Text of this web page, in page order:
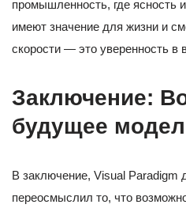
промышленность, где ясность
имеют значение для жизни и
скорости — это уверенность в
Заключение:
будущее
В заключение, Visual Paradigm
переосмыслил то, что